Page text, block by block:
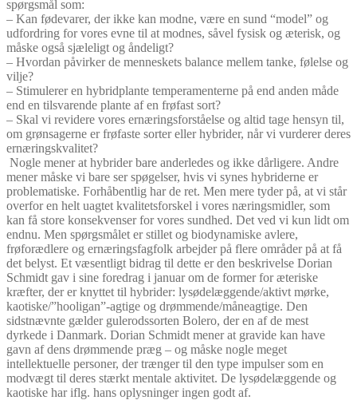
spørgsmål som:
– Kan fødevarer, der ikke kan modne, være en sund “model” og
udfordring for vores evne til at modnes, såvel fysisk og æterisk, og
måske også sjæleligt og åndeligt?
– Hvordan påvirker de menneskets balance mellem tanke, følelse og
vilje?
– Stimulerer en hybridplante temperamenterne på end anden måde
end en tilsvarende plante af en frøfast sort?
– Skal vi revidere vores ernæringsforståelse og altid tage hensyn til,
om grønsagerne er frøfaste sorter eller hybrider, når vi vurderer deres
ernæringskvalitet?
Nogle mener at hybrider bare anderledes og ikke dårligere. Andre
mener måske vi bare ser spøgelser, hvis vi synes hybriderne er
problematiske. Forhåbentlig har de ret. Men mere tyder på, at vi står
overfor en helt uagtet kvalitetsforskel i vores næringsmidler, som
kan få store konsekvenser for vores sundhed. Det ved vi kun lidt om
endnu. Men spørgsmålet er stillet og biodynamiske avlere,
frøforædlere og ernæringsfagfolk arbejder på flere områder på at få
det belyst. Et væsentligt bidrag til dette er den beskrivelse Dorian
Schmidt gav i sine foredrag i januar om de former for æteriske
kræfter, der er knyttet til hybrider: lysødelæggende/aktivt mørke,
kaotiske/”hooligan”-agtige og drømmende/måneagtige. Den
sidstnævnte gælder gulerodssorten Bolero, der en af de mest
dyrkede i Danmark. Dorian Schmidt mener at gravide kan have
gavn af dens drømmende præg – og måske nogle meget
intellektuelle personer, der trænger til den type impulser som en
modvægt til deres stærkt mentale aktivitet. De lysødelæggende og
kaotiske har iflg. hans oplysninger ingen godt af.